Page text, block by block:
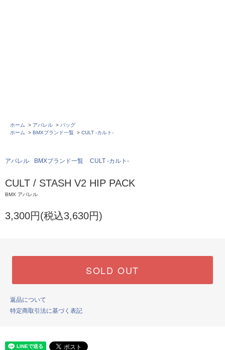
ホーム > アパレル > バッグ
ホーム
> BMXブランド一覧 > CULT -カルト-
アパレル BMXブランド一覧 CULT -カルト-
CULT / STASH V2 HIP PACK
BMX アパレル
3,300円(税込3,630円)
SOLD OUT
返品について
特定商取引法に基づく表記